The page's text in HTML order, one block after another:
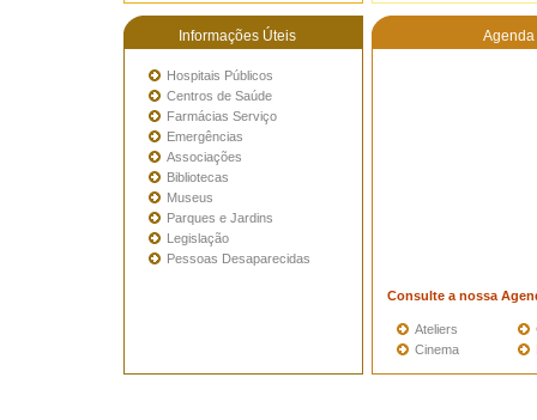
Informações Úteis Agenda
Hospitais Públicos
Centros de Saúde
Farmácias Serviço
Emergências
Associações
Bibliotecas
Museus
Parques e Jardins
Legislação
Pessoas Desaparecidas
Consulte a nossa
Ateliers
Cinema